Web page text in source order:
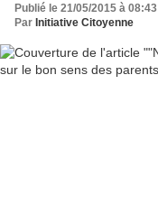
Publié le 21/05/2015 à 08:43
Par Initiative Citoyenne